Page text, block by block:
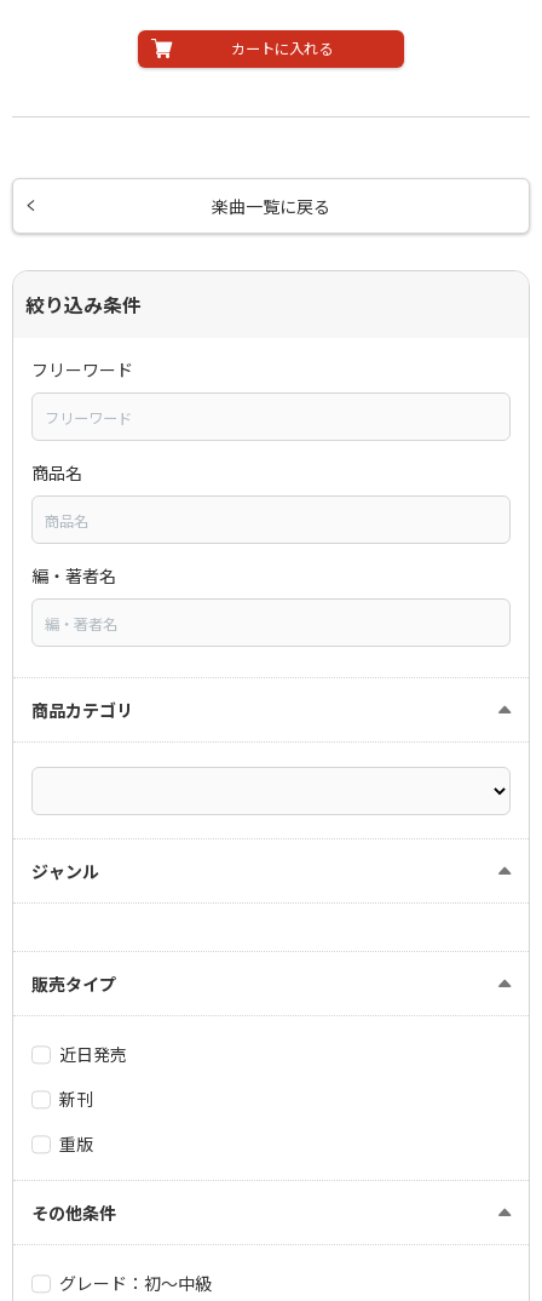
カートに入れる
楽曲一覧に戻る
絞り込み条件
フリーワード
商品名
編・著者名
商品カテゴリ
ジャンル
販売タイプ
近日発売
新刊
重版
その他条件
グレード：初～中級